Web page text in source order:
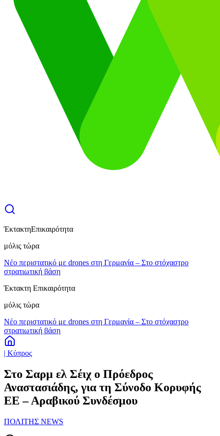
ΈκτακτηΕπικαιρότητα
μόλις τώρα
Νέο περιστατικό με drones στη Γερμανία – Στο στόχαστρο
στρατιωτική βάση
Έκτακτη Επικαιρότητα
μόλις τώρα
Νέο περιστατικό με drones στη Γερμανία – Στο στόχαστρο
στρατιωτική βάση
| Κύπρος
Στο Σαρμ ελ Σέιχ ο Πρόεδρος
Αναστασιάδης, για τη Σύνοδο Κορυφής
ΕΕ – Αραβικού Συνδέσμου
ΠΟΛΙΤΗΣ NEWS